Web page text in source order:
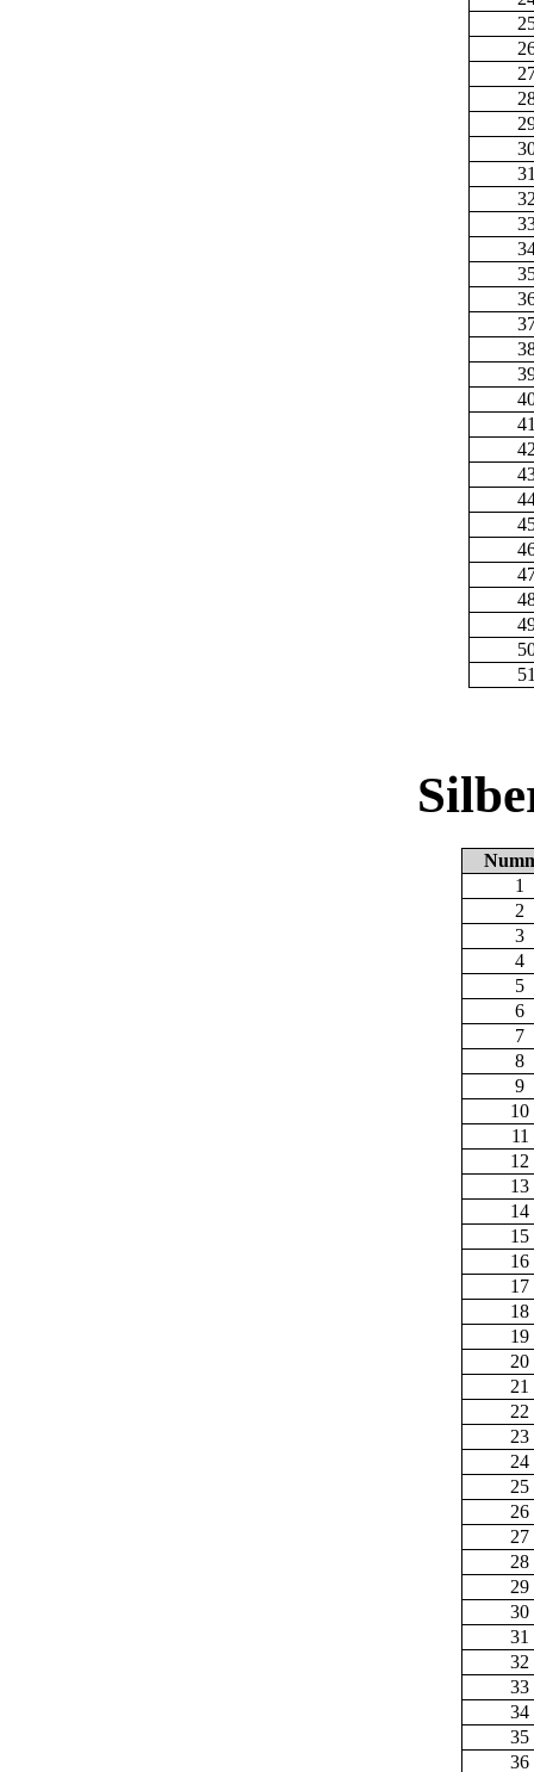
1
2
3
4
5
6
7
8
9
10
11
12
13
14
15
16
17
18
19
20
21
22
23
24
25
26
27
28
29
30
31
32
33
34
35
36